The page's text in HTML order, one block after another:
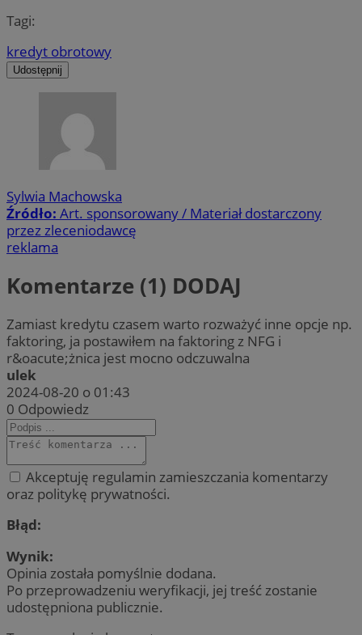
Tagi:
kredyt obrotowy
Udostępnij
Sylwia Machowska
Źródło: Art. sponsorowany / Materiał dostarczony
przez zleceniodawcę
reklama
Komentarze (1) DODAJ
Zamiast kredytu czasem warto rozważyć inne opcje np.
faktoring, ja postawiłem na faktoring z NFG i
r&oacute;żnica jest mocno odczuwalna
ulek
2024-08-20 o 01:43
0 Odpowiedz
Akceptuję regulamin zamieszczania komentarzy
oraz politykę prywatności.
Błąd:
Wynik:
Opinia została pomyślnie dodana.
Po przeprowadzeniu weryfikacji, jej treść zostanie
udostępniona publicznie.